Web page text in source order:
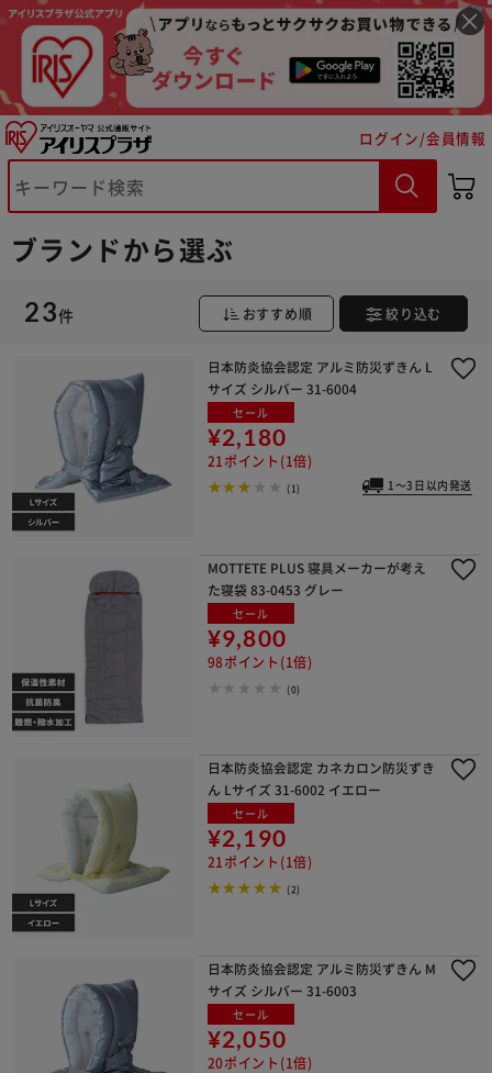
ログイン/会員情報
ブランドから選ぶ
23件 おすすめ順 絞り込む
日本防炎協会認定 アルミ防災ずきん L
サイズ シルバー 31-6004
セール
¥2,180
21ポイント(1倍)
(1) 1～3日以内発送
MOTTETE PLUS 寝具メーカーが考え
た寝袋 83-0453 グレー
セール
¥9,800
98ポイント(1倍)
(0)
日本防炎協会認定 カネカロン防災ずき
ん Lサイズ 31-6002 イエロー
セール
¥2,190
21ポイント(1倍)
(2)
日本防炎協会認定 アルミ防災ずきん M
サイズ シルバー 31-6003
セール
¥2,050
20ポイント(1倍)
※ご確認ください
カートに入れる 購入手続きへ